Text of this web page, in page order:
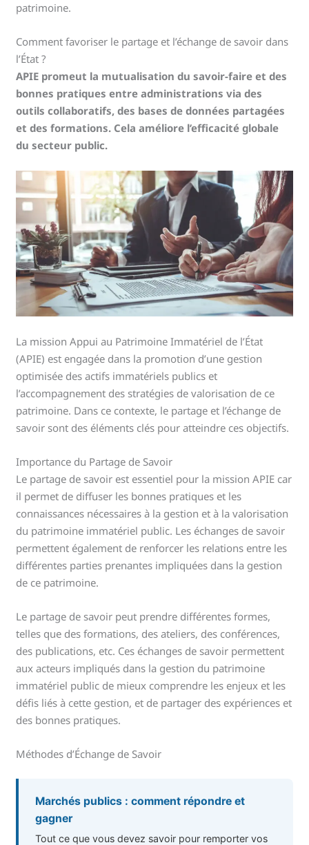
patrimoine.
Comment favoriser le partage et l’échange de savoir dans
l’État ?
APIE promeut la mutualisation du savoir-faire et des
bonnes pratiques entre administrations via des
outils collaboratifs, des bases de données partagées
et des formations. Cela améliore l’efficacité globale
du secteur public.
La mission Appui au Patrimoine Immatériel de l’État
(APIE) est engagée dans la promotion d’une gestion
optimisée des actifs immatériels publics et
l’accompagnement des stratégies de valorisation de ce
patrimoine. Dans ce contexte, le partage et l’échange de
savoir sont des éléments clés pour atteindre ces objectifs.
Importance du Partage de Savoir
Le partage de savoir est essentiel pour la mission APIE car
il permet de diffuser les bonnes pratiques et les
connaissances nécessaires à la gestion et à la valorisation
du patrimoine immatériel public. Les échanges de savoir
permettent également de renforcer les relations entre les
différentes parties prenantes impliquées dans la gestion
de ce patrimoine.
Le partage de savoir peut prendre différentes formes,
telles que des formations, des ateliers, des conférences,
des publications, etc. Ces échanges de savoir permettent
aux acteurs impliqués dans la gestion du patrimoine
immatériel public de mieux comprendre les enjeux et les
défis liés à cette gestion, et de partager des expériences et
des bonnes pratiques.
Méthodes d’Échange de Savoir
Marchés publics : comment répondre et
gagner
Tout ce que vous devez savoir pour remporter vos